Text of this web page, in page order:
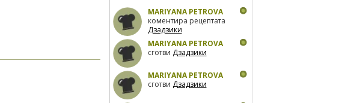
MARIYANA PETROVA
коментира рецептата
Дзадзики
MARIYANA PETROVA
сготви Дзадзики
MARIYANA PETROVA
сготви Дзадзики